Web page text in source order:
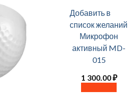
Добавить в
список желаний
Микрофон
активный MD-
015
1 300.00₽